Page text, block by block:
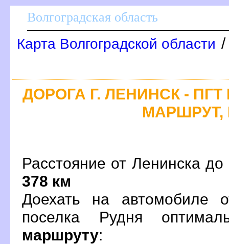
олгоградская область
Карта Волгоградской области /
ДОРОГА Г. ЛЕНИНСК -
МАРШРУТ,
Расстояние от Ленинска
378 км
Доехать на автомобиле
поселка Рудня
маршруту: